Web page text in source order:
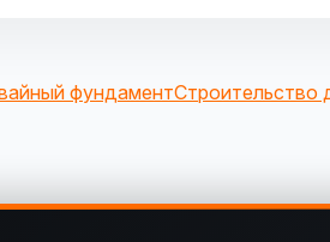
фундаментСтроительство